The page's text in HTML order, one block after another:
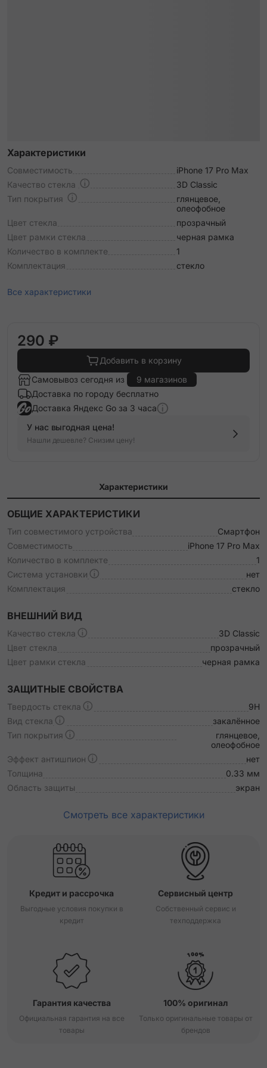
Характеристики
Совместимость
iPhone 17 Pro Max
Качество стекла
3D Classic
Тип покрытия
глянцевое,
олеофобное
Цвет стекла
прозрачный
Цвет рамки стекла
черная рамка
Количество в комплекте
1
Комплектация
стекло
Все характеристики
290 ₽
Добавить в корзину
Самовывоз сегодня из
9 магазинов
Доставка по городу бесплатно
Доставка Яндекс Go за 3 часа
У нас выгодная цена!
Нашли дешевле? Снизим цену!
Характеристики
ОБЩИЕ ХАРАКТЕРИСТИКИ
Тип совместимого устройства
Смартфон
Совместимость
iPhone 17 Pro Max
Количество в комплекте
1
Система установки
нет
Комплектация
стекло
ВНЕШНИЙ ВИД
Качество стекла
3D Classic
Цвет стекла
прозрачный
Цвет рамки стекла
черная рамка
ЗАЩИТНЫЕ СВОЙСТВА
Твердость стекла
9H
Вид стекла
закалённое
Тип покрытия
глянцевое,
олеофобное
Эффект антишпион
нет
Толщина
0.33 мм
Область защиты
экран
Смотреть все характеристики
Кредит и рассрочка
Выгодные условия покупки в
кредит
Сервисный центр
Собственный сервис и
техподдержка
Гарантия качества
Официальная гарантия на все
товары
100% оригинал
Только оригинальные товары от
брендов